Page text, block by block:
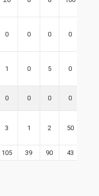
0 0 0 0
1 0 5 0
0 0 0 0
3 1 2 50
105 39 90 43